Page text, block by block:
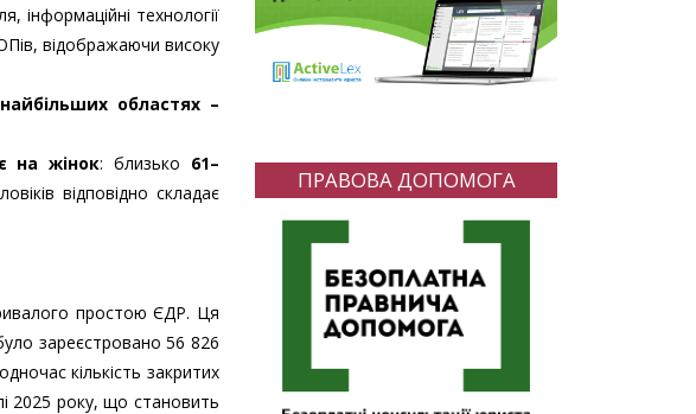
інформаційні технології
відображаючи високу
областях –
на жінок: близько 61–
відповідно складає
простою ЄДР. Ця
зареєстровано 56 826
кількість закритих
2025 року, що становить
ПРАВОВА ДОПОМОГА